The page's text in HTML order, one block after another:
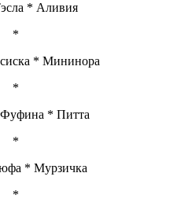
* Аливия
*
* Мининора
*
* Питта
*
* Мурзичка
*